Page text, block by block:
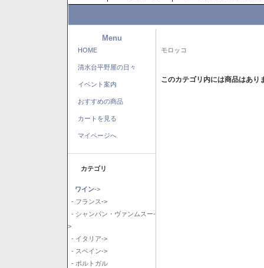
Menu
HOME
清水台平野屋の日々
イベント案内
おすすめの商品
カートを見る
マイページへ
カテゴリ
ワイン->
- フランス->
- シャンパン・ヴァンムスー-
>
- イタリア->
- スペイン->
- ポルトガル
モロッコ
このカテゴリ内には商品はあり